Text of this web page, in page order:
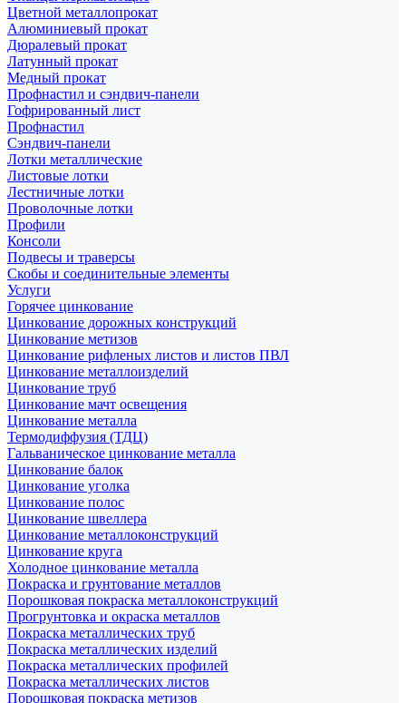
Цветной металлопрокат
Алюминиевый прокат
Дюралевый прокат
Латунный прокат
Медный прокат
Профнастил и сэндвич-панели
Гофрированный лист
Профнастил
Сэндвич-панели
Лотки металлические
Листовые лотки
Лестничные лотки
Проволочные лотки
Профили
Консоли
Подвесы и траверсы
Скобы и соединительные элементы
Услуги
Горячее цинкование
Цинкование дорожных конструкций
Цинкование метизов
Цинкование рифленых листов и листов ПВЛ
Цинкование металлоизделий
Цинкование труб
Цинкование мачт освещения
Цинкование металла
Термодиффузия (ТДЦ)
Гальваническое цинкование металла
Цинкование балок
Цинкование уголка
Цинкование полос
Цинкование швеллера
Цинкование металлоконструкций
Цинкование круга
Холодное цинкование металла
Покраска и грунтование металлов
Порошковая покраска металлоконструкций
Прогрунтовка и окраска металлов
Покраска металлических труб
Покраска металлических изделий
Покраска металлических профилей
Покраска металлических листов
Порошковая покраска метизов